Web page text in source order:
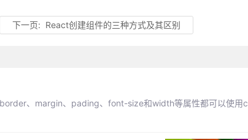
下一页: React创建组件的三种方式及其区别
、margin、pading、font-size和width等属性都可以使用c